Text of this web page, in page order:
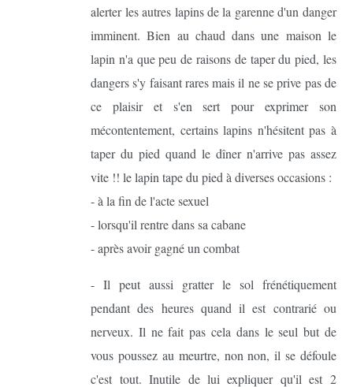
alerter les autres lapins de la garenne d'un danger
imminent. Bien au chaud dans une maison le
lapin n'a que peu de raisons de taper du pied, les
dangers s'y faisant rares mais il ne se prive pas de
ce plaisir et s'en sert pour exprimer son
mécontentement, certains lapins n'hésitent pas à
taper du pied quand le dîner n'arrive pas assez
vite !! le lapin tape du pied à diverses occasions :
- à la fin de l'acte sexuel
- lorsqu'il rentre dans sa cabane
- après avoir gagné un combat
- Il peut aussi gratter le sol frénétiquement
pendant des heures quand il est contrarié ou
nerveux. Il ne fait pas cela dans le seul but de
vous poussez au meurtre, non non, il se défoule
c'est tout. Inutile de lui expliquer qu'il est 2